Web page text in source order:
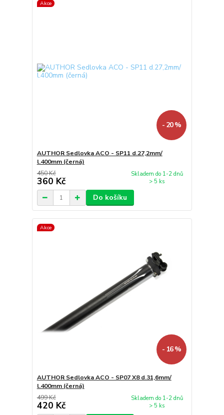
Akce
- 20 %
AUTHOR Sedlovka ACO - SP11 d.27,2mm/
l.400mm (černá)
450 Kč
360 Kč
Skladem do 1-2 dnů
> 5 ks
Do košíku
Akce
- 16 %
AUTHOR Sedlovka ACO - SP07 X8 d.31,6mm/
l.400mm (černá)
499 Kč
420 Kč
Skladem do 1-2 dnů
> 5 ks